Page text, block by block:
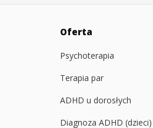
Oferta
Psychoterapia
Terapia par
ADHD u dorosłych
Diagnoza ADHD (dzieci)